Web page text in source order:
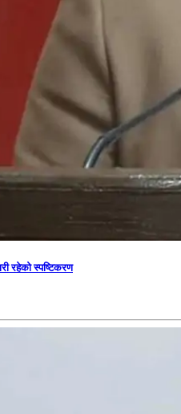
रहेको स्पष्टिकरण